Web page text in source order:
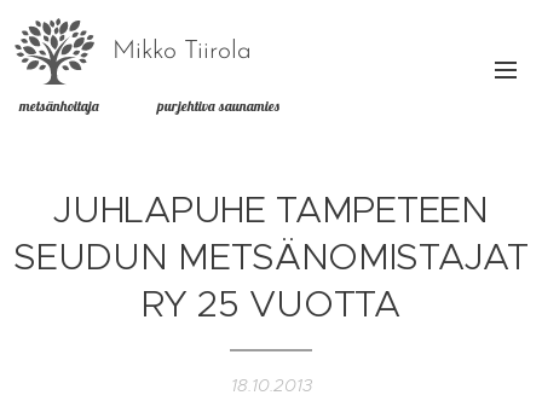
Mikko Tiirola
metsänhoitaja purjehtiva saunamies
JUHLAPUHE TAMPETEEN
SEUDUN METSÄNOMISTAJAT
RY 25 VUOTTA
18.10.2013